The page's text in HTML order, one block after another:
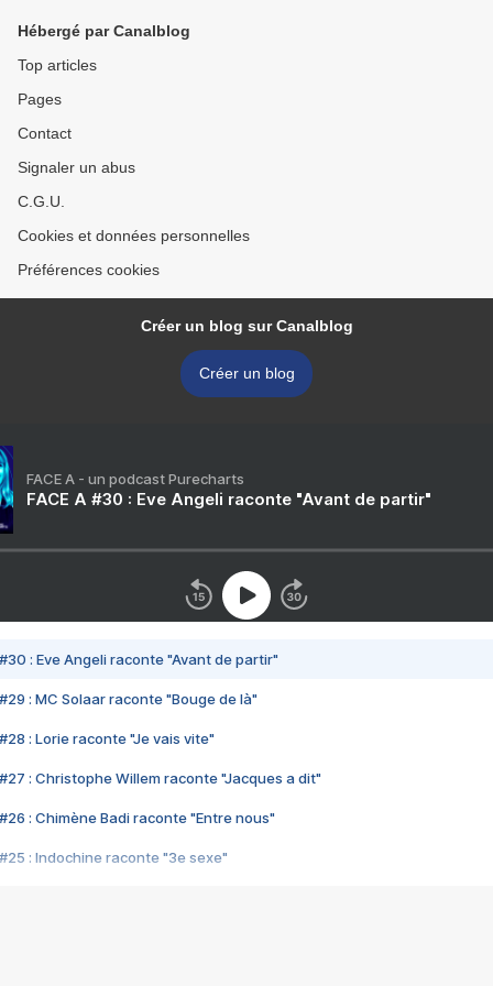
Hébergé par Canalblog
Top articles
Pages
Contact
Signaler un abus
C.G.U.
Cookies et données personnelles
Préférences cookies
Créer un blog sur Canalblog
Créer un blog
FACE A - un podcast Purecharts
FACE A #30 : Eve Angeli raconte "Avant de partir"
#30 : Eve Angeli raconte "Avant de partir"
#29 : MC Solaar raconte "Bouge de là"
#28 : Lorie raconte "Je vais vite"
#27 : Christophe Willem raconte "Jacques a dit"
#26 : Chimène Badi raconte "Entre nous"
#25 : Indochine raconte "3e sexe"